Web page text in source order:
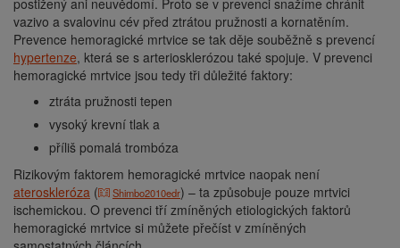
postižený ani neuvědomí. Proto se v prevenci snažíme chránit
vazivo a svalovinu cév před ztrátou pružnosti a kornatěním.
Prevence hemoragické mrtvice se tak děje souběžně s prevencí
hypertenze, která se s arteriosklerózou také spojuje. V prevenci
hemoragické mrtvice jsou tedy tři důležité faktory:
ztráta pružnosti tepen
vysoký krevní tlak a
příliš pomalá trombóza
Rizikovým faktorem hemoragické mrtvice naopak není
ateroskleróza ( Shimbo2010edr) – ta způsobuje pouze mrtvici
ischemickou. O prevenci tří zmíněných etiologických faktorů
hemoragické mrtvice si můžete přečíst v zmíněných